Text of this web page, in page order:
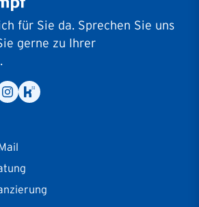
für Sie da. Sprechen Sie uns
gerne zu Ihrer